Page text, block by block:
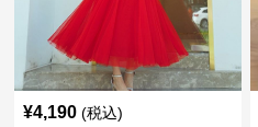
¥4,190 (税込)